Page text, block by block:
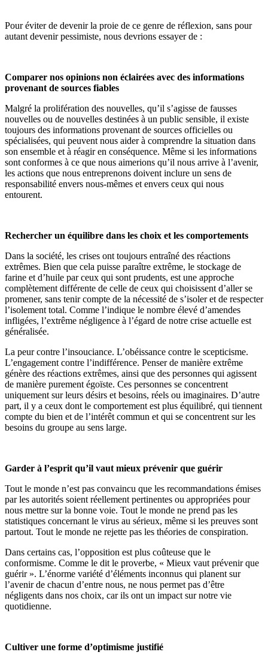
Pour éviter de devenir la proie de ce genre de réflexion, sans pour
autant devenir pessimiste, nous devrions essayer de :
Comparer nos opinions non éclairées avec des informations
provenant de sources fiables
Malgré la prolifération des nouvelles, qu’il s’agisse de fausses
nouvelles ou de nouvelles destinées à un public sensible, il existe
toujours des informations provenant de sources officielles ou
spécialisées, qui peuvent nous aider à comprendre la situation dans
son ensemble et à réagir en conséquence. Même si les informations
sont conformes à ce que nous aimerions qu’il nous arrive à l’avenir,
les actions que nous entreprenons doivent inclure un sens de
responsabilité envers nous-mêmes et envers ceux qui nous
entourent.
Rechercher un équilibre dans les choix et les comportements
Dans la société, les crises ont toujours entraîné des réactions
extrêmes. Bien que cela puisse paraître extrême, le stockage de
farine et d’huile par ceux qui sont prudents, est une approche
complètement différente de celle de ceux qui choisissent d’aller se
promener, sans tenir compte de la nécessité de s’isoler et de respecter
l’isolement total. Comme l’indique le nombre élevé d’amendes
infligées, l’extrême négligence à l’égard de notre crise actuelle est
généralisée.
La peur contre l’insouciance. L’obéissance contre le scepticisme.
L’engagement contre l’indifférence. Penser de manière extrême
génère des réactions extrêmes, ainsi que des personnes qui agissent
de manière purement égoïste. Ces personnes se concentrent
uniquement sur leurs désirs et besoins, réels ou imaginaires. D’autre
part, il y a ceux dont le comportement est plus équilibré, qui tiennent
compte du bien et de l’intérêt commun et qui se concentrent sur les
besoins du groupe au sens large.
Garder à l’esprit qu’il vaut mieux prévenir que guérir
Tout le monde n’est pas convaincu que les recommandations émises
par les autorités soient réellement pertinentes ou appropriées pour
nous mettre sur la bonne voie. Tout le monde ne prend pas les
statistiques concernant le virus au sérieux, même si les preuves sont
partout. Tout le monde ne rejette pas les théories de conspiration.
Dans certains cas, l’opposition est plus coûteuse que le
conformisme. Comme le dit le proverbe, « Mieux vaut prévenir que
guérir ». L’énorme variété d’éléments inconnus qui planent sur
l’avenir de chacun d’entre nous, ne nous permet pas d’être
négligents dans nos choix, car ils ont un impact sur notre vie
quotidienne.
Cultiver une forme d’optimisme justifié